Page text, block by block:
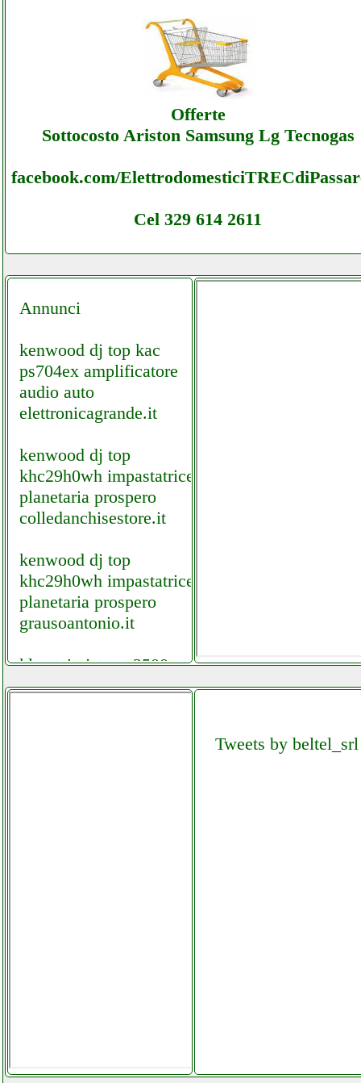
Dea-group - Sottocosto Ecommerce Dea-
Dea-group - Sottocosto Ecommerce Dea-
Offerte
Sottocosto Ariston Samsung Lg Tecnogas
facebook.com/
Cel 329 614 2611
Annunci
kenwood dj top kac
ps704ex amplificatore
audio auto
elettronicagrande.it
kenwood dj top
khc29h0wh impastatrice
planetaria prospero
colledanchisestore.it
kenwood dj top
khc29h0wh impastatrice
planetaria prospero
grausoantonio.it
klarstein jet set 2500
asciugatrice
Tweets by beltel_srl